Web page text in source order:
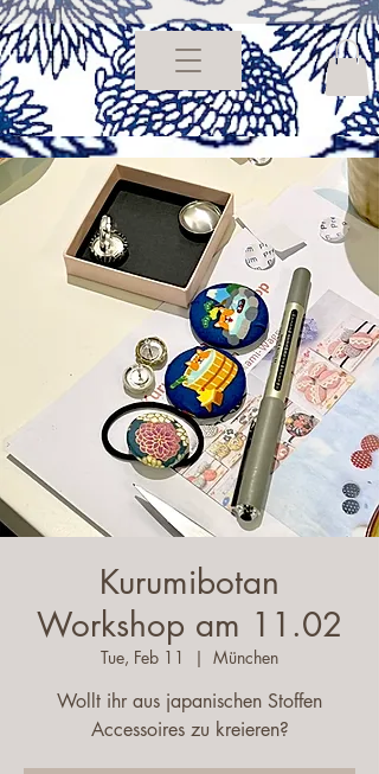
Kurumibotan
Workshop am 11.02
Tue, Feb 11
  |
München
Wollt ihr aus japanischen Stoffen
Accessoires zu kreieren?